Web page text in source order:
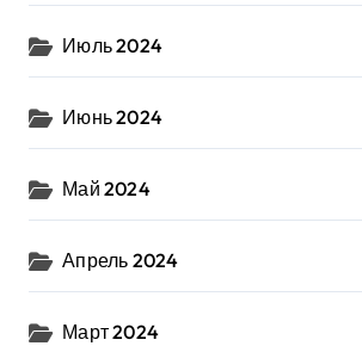
Июль 2024
Июнь 2024
Май 2024
Апрель 2024
Март 2024